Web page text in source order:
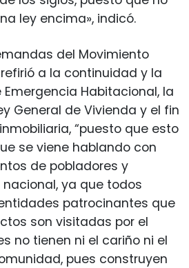
ley encima», indicó.
del Movimiento
a la continuidad y la
Habitacional, la
General de Vivienda y el fin
“puesto que esto
se viene hablando con
de pobladores y
ya que todos
patrocinantes que
son visitadas por el
no tienen ni el cariño ni el
pues construyen